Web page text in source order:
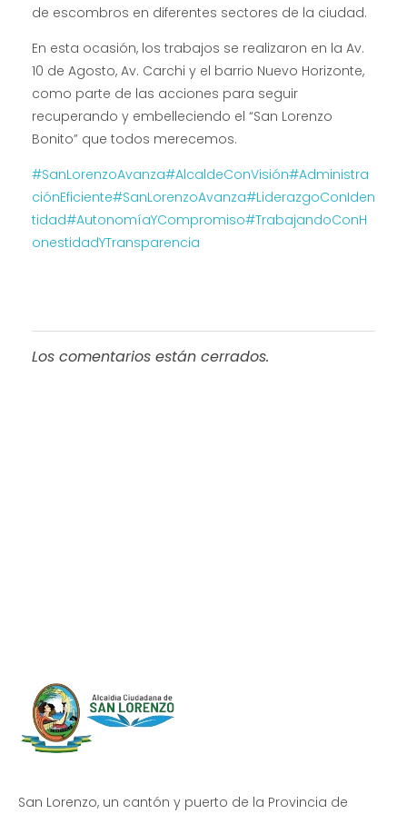
de escombros en diferentes sectores de la ciudad.
En esta ocasión, los trabajos se realizaron en la Av.
10 de Agosto, Av. Carchi y el barrio Nuevo Horizonte,
como parte de las acciones para seguir
recuperando y embelleciendo el “San Lorenzo
Bonito” que todos merecemos.
#SanLorenzoAvanza#AlcaldeConVisión#Administra
ciónEficiente#SanLorenzoAvanza#LiderazgoConIden
tidad#AutonomíaYCompromiso#TrabajandoConH
onestidadYTransparencia
Los comentarios están cerrados.
San Lorenzo, un cantón y puerto de la Provincia de